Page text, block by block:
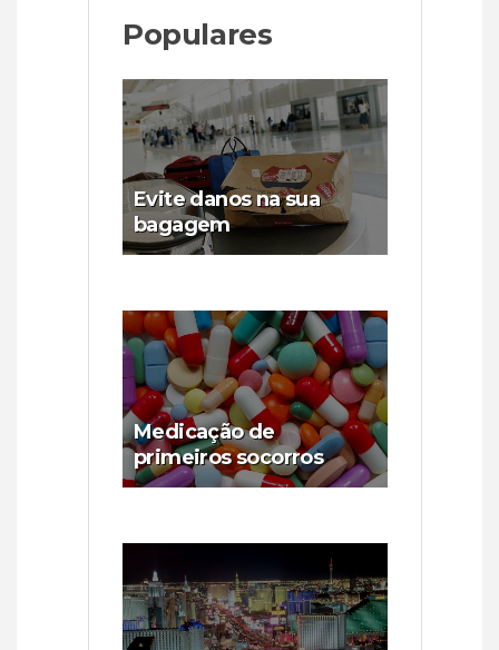
Populares
Evite danos na sua
bagagem
Medicação de
primeiros socorros